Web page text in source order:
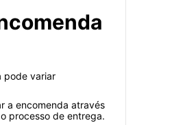
pode variar
a encomenda através
processo de entrega.